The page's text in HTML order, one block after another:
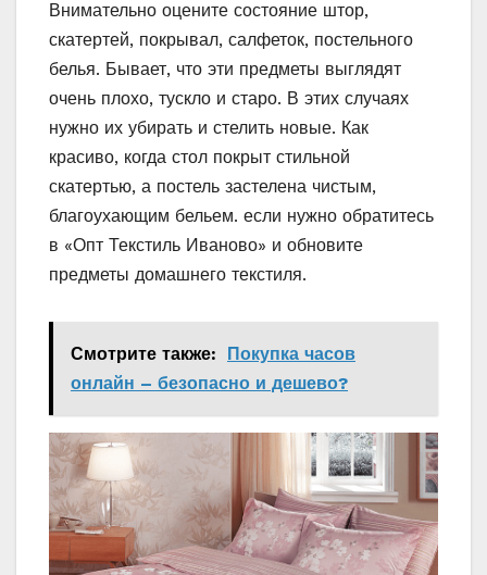
Внимательно оцените состояние штор,
скатертей, покрывал, салфеток, постельного
белья. Бывает, что эти предметы выглядят
очень плохо, тускло и старо. В этих случаях
нужно их убирать и стелить новые. Как
красиво, когда стол покрыт стильной
скатертью, а постель застелена чистым,
благоухающим бельем. если нужно обратитесь
в «Опт Текстиль Иваново» и обновите
предметы домашнего текстиля.
Смотрите также:
Покупка часов
онлайн – безопасно и дешево?